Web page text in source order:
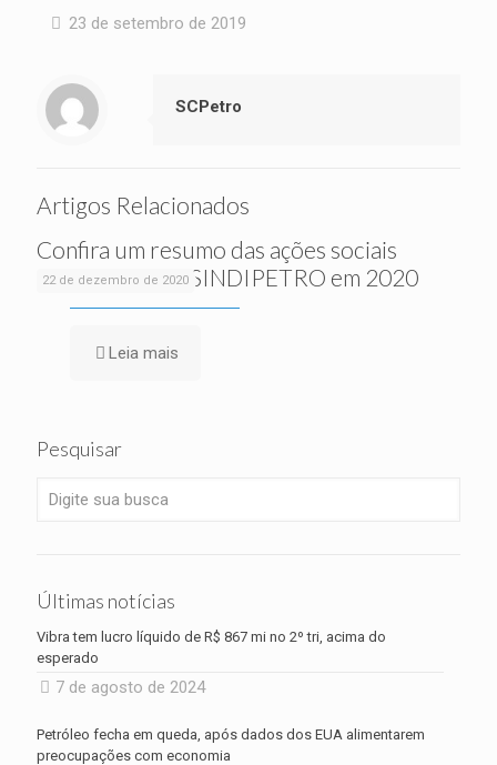
23 de setembro de 2019
SCPetro
Artigos Relacionados
22 de dezembro de 2020
Confira um resumo das ações sociais
realizadas pelo SINDIPETRO em 2020
Leia mais
Pesquisar
Últimas notícias
Vibra tem lucro líquido de R$ 867 mi no 2º tri, acima do
esperado
7 de agosto de 2024
Petróleo fecha em queda, após dados dos EUA alimentarem
preocupações com economia